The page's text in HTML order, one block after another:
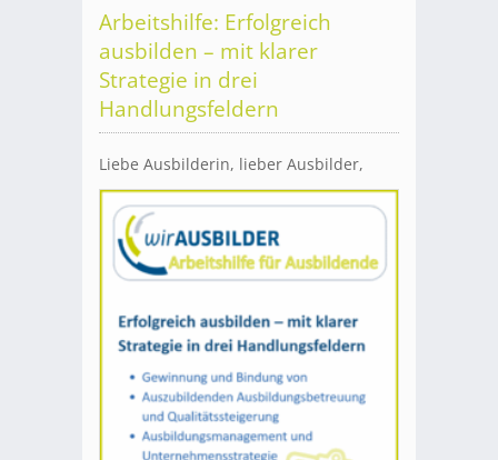
Arbeitshilfe: Erfolgreich
ausbilden – mit klarer
Strategie in drei
Handlungsfeldern
Liebe Ausbilderin, lieber Ausbilder,